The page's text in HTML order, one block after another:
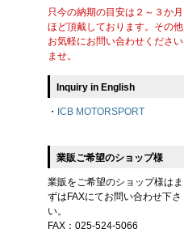
只今の納期の目安は２～３か月
ほど頂戴しております。その他
お気軽にお問い合わせください
ませ。
Inquiry in English
・ ICB MOTORSPORT
業販ご希望のショップ様
業販をご希望のショップ様はま
ずはFAXにてお問い合わせ下さ
い。
FAX：025-524-5066